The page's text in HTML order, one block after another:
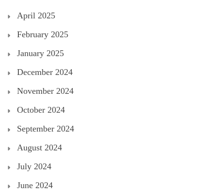
April 2025
February 2025
January 2025
December 2024
November 2024
October 2024
September 2024
August 2024
July 2024
June 2024